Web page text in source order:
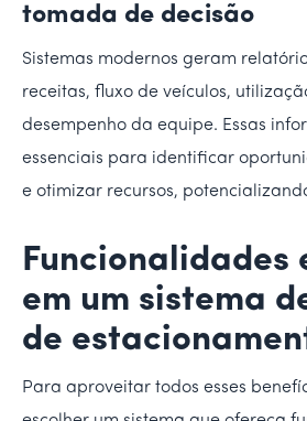
tomada de decisão
Sistemas modernos geram
receitas, fluxo de veículos,
desempenho da equipe. Essas
essenciais para identificar
e otimizar recursos,
Funcionalidades
em um sistema
de
Para aproveitar todos esses